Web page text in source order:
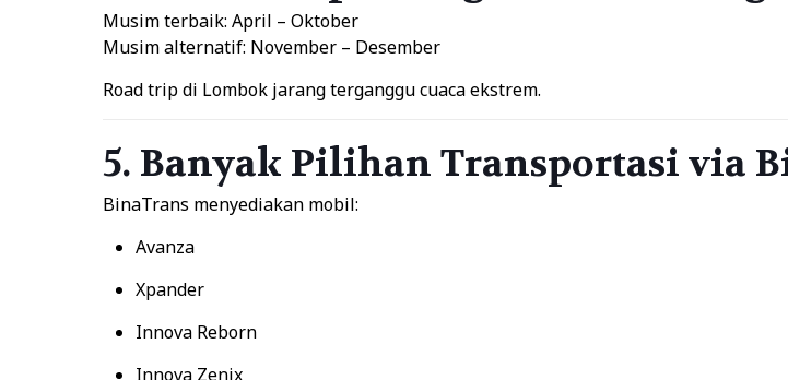
Musim terbaik: April – Oktober
Musim alternatif: November – Desember
Road trip di Lombok jarang terganggu cuaca ekstrem.
5. Banyak Pilihan Transportasi via
BinaTrans menyediakan mobil:
Avanza
Xpander
Innova Reborn
Innova Zenix